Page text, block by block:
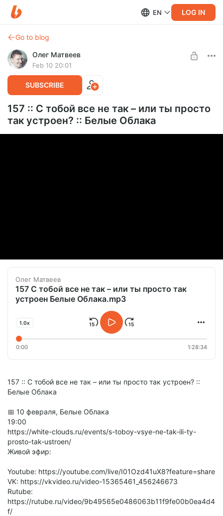
EN LOG IN
Go to blog
Олег Матвеев
Feb 10 20:01
SUBSCRIBE
157 :: С тобой все не так – или ты просто
так устроен? :: Белые Облака
Олег Матвеев
157 С тобой все не так – или ты просто так
устроен Белые Облака.mp3
1.0x
0:00 1:28:34
157 :: С тобой все не так – или ты просто так устроен? ::
Белые Облака
📅 10 февраля, Белые Облака
19:00
https://white-clouds.ru/events/s-toboy-vsye-ne-tak-ili-ty-
prosto-tak-ustroen/
Живой эфир:
Youtube: https://youtube.com/live/I01Ozd41uX8?feature=share
VK: https://vkvideo.ru/video-15365461_456246673
Rutube:
https://rutube.ru/video/9b49565e0486063b11f9fe00b0ea4d4
f/